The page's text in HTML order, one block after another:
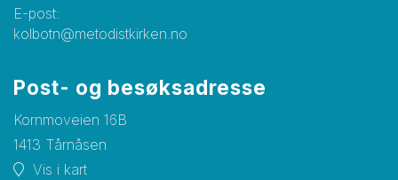
E-post:
kolbotn@metodistkirken.no
Post- og besøksadresse
Kornmoveien 16B
1413 Tårnåsen
Vis i kart